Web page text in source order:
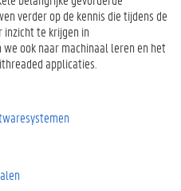
verder op de kennis die tijdens de
inzicht te krijgen in
ook naar machinaal leren en het
applicaties.